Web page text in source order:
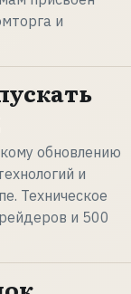
и
обновлению
и
Техническое
и 500